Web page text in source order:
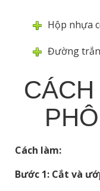
Hộp nhựa
Đường
Cách làm:
Bước 1: Cắt và